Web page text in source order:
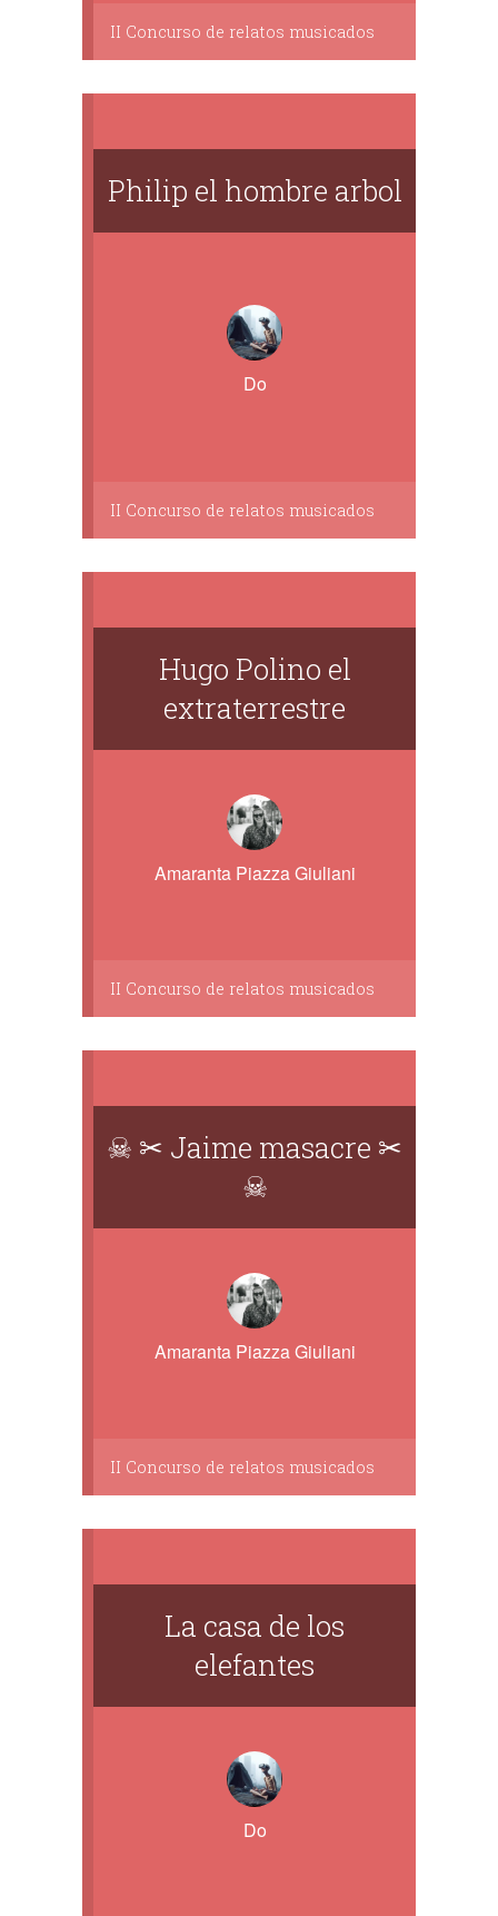
II Concurso de relatos musicados
Philip el hombre arbol
Do
II Concurso de relatos musicados
Hugo Polino el
extraterrestre
Amaranta Piazza Giuliani
II Concurso de relatos musicados
☠ ✂ Jaime masacre ✂
☠
Amaranta Piazza Giuliani
II Concurso de relatos musicados
La casa de los
elefantes
Do